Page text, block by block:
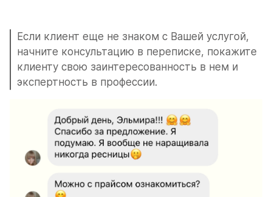
Если клиент еще не знаком с Вашей услугой,
начните консультацию в переписке, покажите
клиенту свою заинтересованность в нем и
экспертность в профессии.